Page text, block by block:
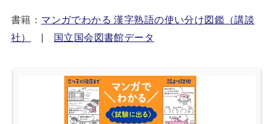
書籍： マンガでわかる 漢字熟語の使い分け図鑑（講談
社）
| 国立国会図書館データ